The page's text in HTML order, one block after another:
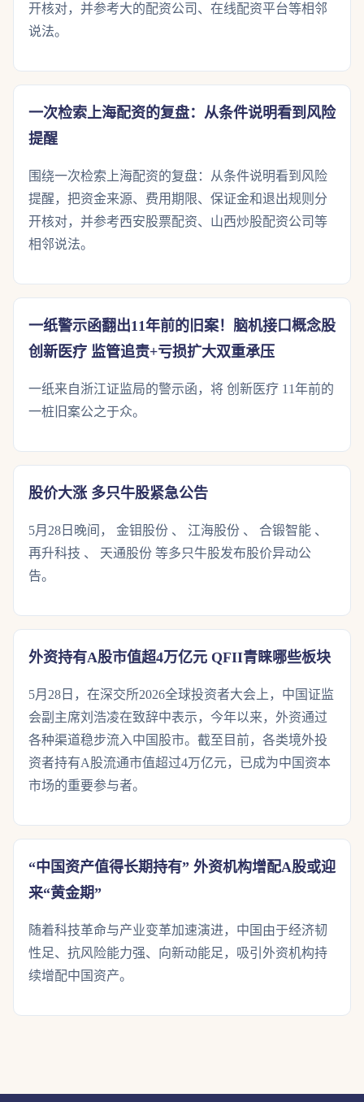
开核对，并参考大的配资公司、在线配资平台等相邻
说法。
一次检索上海配资的复盘：从条件说明看到风险
提醒
围绕一次检索上海配资的复盘：从条件说明看到风险
提醒，把资金来源、费用期限、保证金和退出规则分
开核对，并参考西安股票配资、山西炒股配资公司等
相邻说法。
一纸警示函翻出11年前的旧案！脑机接口概念股
创新医疗 监管追责+亏损扩大双重承压
一纸来自浙江证监局的警示函，将 创新医疗 11年前的
一桩旧案公之于众。
股价大涨 多只牛股紧急公告
5月28日晚间， 金钼股份 、 江海股份 、 合锻智能 、
再升科技 、 天通股份 等多只牛股发布股价异动公
告。
外资持有A股市值超4万亿元 QFII青睐哪些板块
5月28日，在深交所2026全球投资者大会上，中国证监
会副主席刘浩凌在致辞中表示，今年以来，外资通过
各种渠道稳步流入中国股市。截至目前，各类境外投
资者持有A股流通市值超过4万亿元，已成为中国资本
市场的重要参与者。
“中国资产值得长期持有” 外资机构增配A股或迎
来“黄金期”
随着科技革命与产业变革加速演进，中国由于经济韧
性足、抗风险能力强、向新动能足，吸引外资机构持
续增配中国资产。